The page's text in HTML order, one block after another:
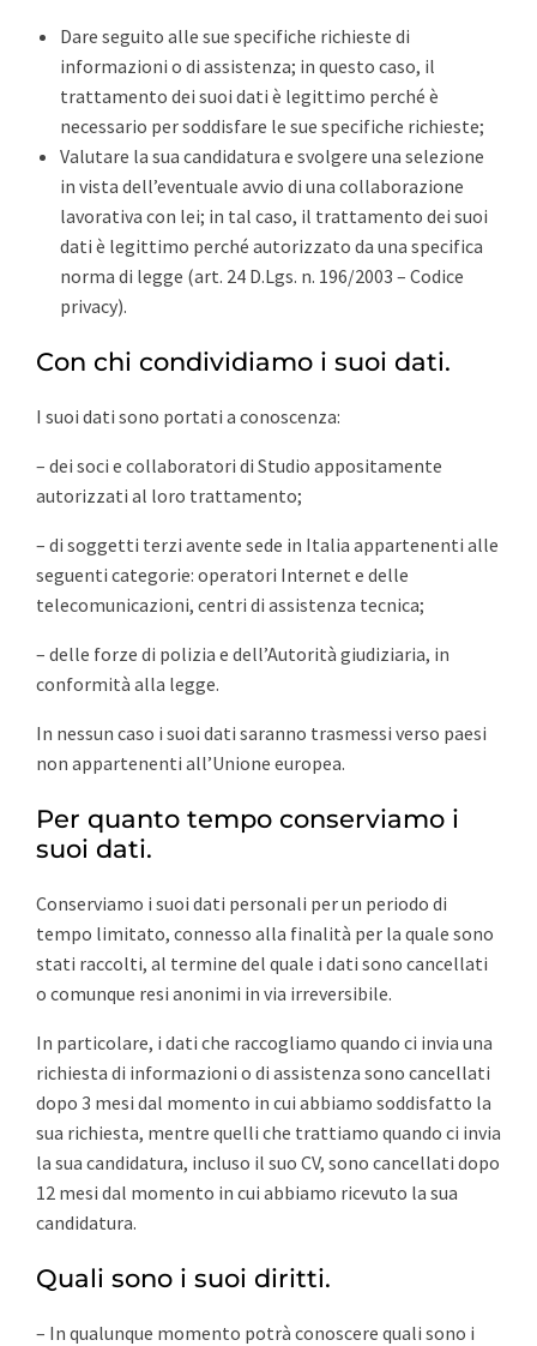
Dare seguito alle sue specifiche richieste di
informazioni o di assistenza; in questo caso, il
trattamento dei suoi dati è legittimo perché è
necessario per soddisfare le sue specifiche richieste;
Valutare la sua candidatura e svolgere una selezione
in vista dell’eventuale avvio di una collaborazione
lavorativa con lei; in tal caso, il trattamento dei suoi
dati è legittimo perché autorizzato da una specifica
norma di legge (art. 24 D.Lgs. n. 196/2003 – Codice
privacy).
Con chi condividiamo i suoi dati.
I suoi dati sono portati a conoscenza:
– dei soci e collaboratori di Studio appositamente
autorizzati al loro trattamento;
– di soggetti terzi avente sede in Italia appartenenti alle
seguenti categorie: operatori Internet e delle
telecomunicazioni, centri di assistenza tecnica;
– delle forze di polizia e dell’Autorità giudiziaria, in
conformità alla legge.
In nessun caso i suoi dati saranno trasmessi verso paesi
non appartenenti all’Unione europea.
Per quanto tempo conserviamo i
suoi dati.
Conserviamo i suoi dati personali per un periodo di
tempo limitato, connesso alla finalità per la quale sono
stati raccolti, al termine del quale i dati sono cancellati
o comunque resi anonimi in via irreversibile.
In particolare, i dati che raccogliamo quando ci invia una
richiesta di informazioni o di assistenza sono cancellati
dopo 3 mesi dal momento in cui abbiamo soddisfatto la
sua richiesta, mentre quelli che trattiamo quando ci invia
la sua candidatura, incluso il suo CV, sono cancellati dopo
12 mesi dal momento in cui abbiamo ricevuto la sua
candidatura.
Quali sono i suoi diritti.
– In qualunque momento potrà conoscere quali sono i